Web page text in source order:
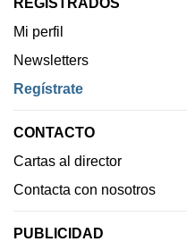
Mi perfil
Newsletters
Regístrate
CONTACTO
Cartas al director
Contacta con nosotros
PUBLICIDAD